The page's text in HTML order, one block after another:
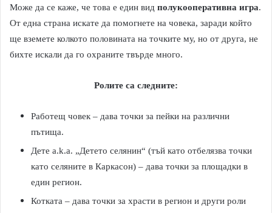
Може да се каже, че това е един вид полукооперативна игра.
От една страна искате да помогнете на човека, заради който
ще вземете колкото половината на точките му, но от друга, не
бихте искали да го охраните твърде много.
Ролите са следните:
Работещ човек – дава точки за пейки на различни
пътища.
Дете a.k.a. „Детето селянин“ (тъй като отбелязва точки
като селяните в Каркасон) – дава точки за площадки в
един регион.
Котката – дава точки за храсти в регион и други роли